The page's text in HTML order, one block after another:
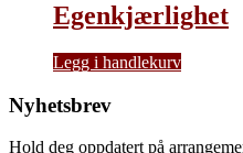
Egenkjærlighet
Legg i handlekurv
Nyhetsbrev
Hold deg oppdatert på